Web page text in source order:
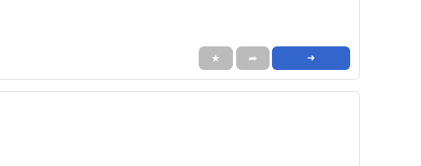
★ ➦ ➜